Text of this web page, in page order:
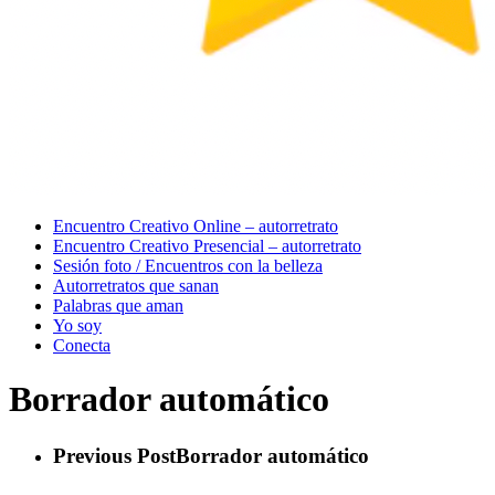
Menu
Encuentro Creativo Online – autorretrato
Encuentro Creativo Presencial – autorretrato
Sesión foto / Encuentros con la belleza
Autorretratos que sanan
Palabras que aman
Yo soy
Conecta
Borrador automático
Previous PostBorrador automático